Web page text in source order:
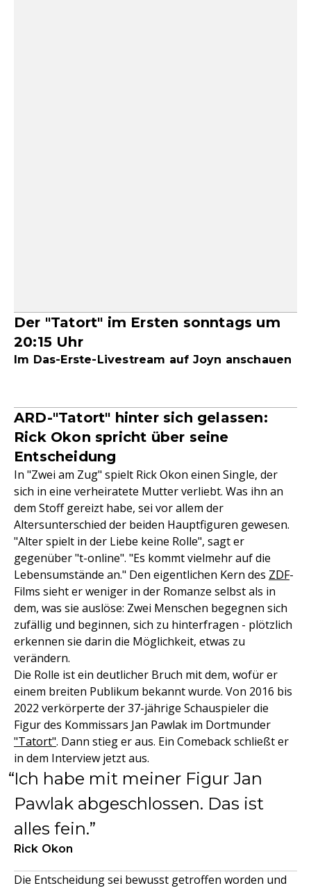
Der "Tatort" im Ersten sonntags um
20:15 Uhr
Im Das-Erste-Livestream auf Joyn anschauen
ARD-"Tatort" hinter sich gelassen:
Rick Okon spricht über seine
Entscheidung
In "Zwei am Zug" spielt Rick Okon einen Single, der
sich in eine verheiratete Mutter verliebt. Was ihn an
dem Stoff gereizt habe, sei vor allem der
Altersunterschied der beiden Hauptfiguren gewesen.
"Alter spielt in der Liebe keine Rolle", sagt er
gegenüber "t-online". "Es kommt vielmehr auf die
Lebensumstände an." Den eigentlichen Kern des ZDF-
Films sieht er weniger in der Romanze selbst als in
dem, was sie auslöse: Zwei Menschen begegnen sich
zufällig und beginnen, sich zu hinterfragen - plötzlich
erkennen sie darin die Möglichkeit, etwas zu
verändern.
Die Rolle ist ein deutlicher Bruch mit dem, wofür er
einem breiten Publikum bekannt wurde. Von 2016 bis
2022 verkörperte der 37-jährige Schauspieler die
Figur des Kommissars Jan Pawlak im Dortmunder
"Tatort". Dann stieg er aus. Ein Comeback schließt er
in dem Interview jetzt aus.
Ich habe mit meiner Figur Jan
Pawlak abgeschlossen. Das ist
alles fein.
Rick Okon
Die Entscheidung sei bewusst getroffen worden und